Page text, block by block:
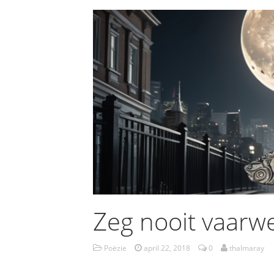
Zeg nooit
Poëzie april 22, 2018 0 thalmaray